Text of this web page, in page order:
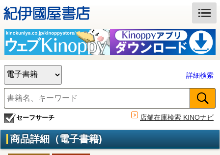
詳細検索
セーフサーチ 店舗在庫検索 KINOナビ
商品詳細（電子書籍)